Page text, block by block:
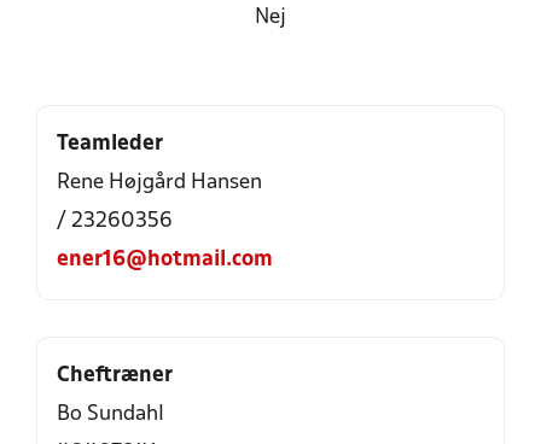
Nej
Teamleder
Rene Højgård Hansen
/ 23260356
ener16@hotmail.com
Cheftræner
Bo Sundahl